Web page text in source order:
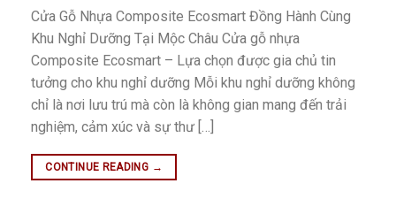
Cửa Gỗ Nhựa Composite Ecosmart Đồng Hành Cùng
Khu Nghỉ Dưỡng Tại Mộc Châu Cửa gỗ nhựa
Composite Ecosmart – Lựa chọn được gia chủ tin
tưởng cho khu nghỉ dưỡng Mỗi khu nghỉ dưỡng không
chỉ là nơi lưu trú mà còn là không gian mang đến trải
nghiệm, cảm xúc và sự thư […]
CONTINUE READING →